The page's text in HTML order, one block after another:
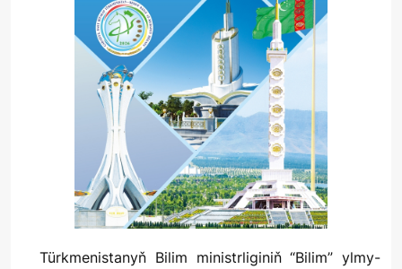
Türkmenistanyň Bilim ministrliginiň “Bilim” ylmy-